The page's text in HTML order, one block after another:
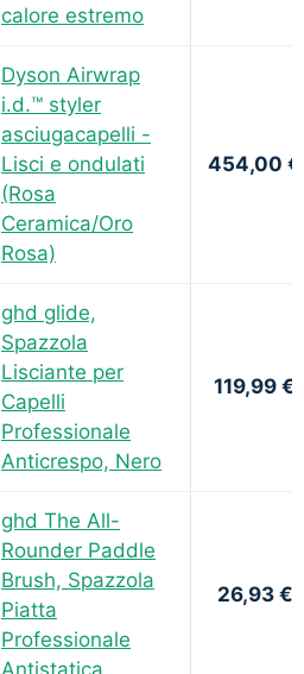
calore estremo
Dyson Airwrap
i.d.™ styler
asciugacapelli -
Lisci e ondulati
(Rosa
Ceramica/Oro
Rosa)
454,00 €
ghd glide,
Spazzola
Lisciante per
Capelli
Professionale
Anticrespo, Nero
119,99 €
ghd The All-
Rounder Paddle
Brush, Spazzola
Piatta
Professionale
26,93 €